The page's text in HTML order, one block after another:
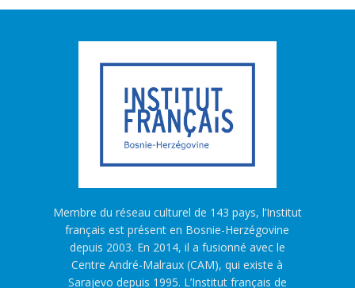
Membre du réseau culturel de 143 pays, l’Institut
français est présent en Bosnie-Herzégovine
depuis 2003. En 2014, il a fusionné avec le
Centre André-Malraux (CAM), qui existe à
Sarajevo depuis 1995. L’Institut français de